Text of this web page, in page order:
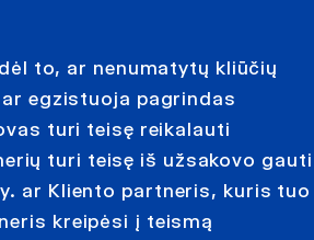
to, ar nenumatytų kliūčių
egzistuoja pagrindas
turi teisę reikalauti
turi teisę iš užsakovo gauti
ar Kliento partneris, kuris tuo
kreipėsi į teismą